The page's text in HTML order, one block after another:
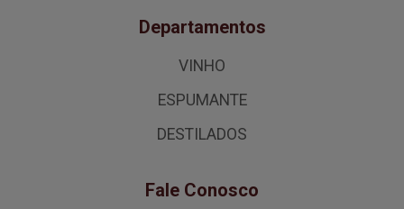
Departamentos
VINHO
ESPUMANTE
DESTILADOS
Fale Conosco